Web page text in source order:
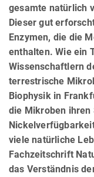
gesamte natürlich
Dieser gut
Enzymen, die die
enthalten. Wie ein
Wissenschaftlern
terrestrische
Biophysik in
die Mikroben ihren
viele natürliche
Fachzeitschrift
das Verständnis